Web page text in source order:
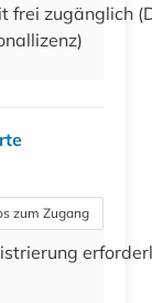
frei zugänglich
zum Zugang